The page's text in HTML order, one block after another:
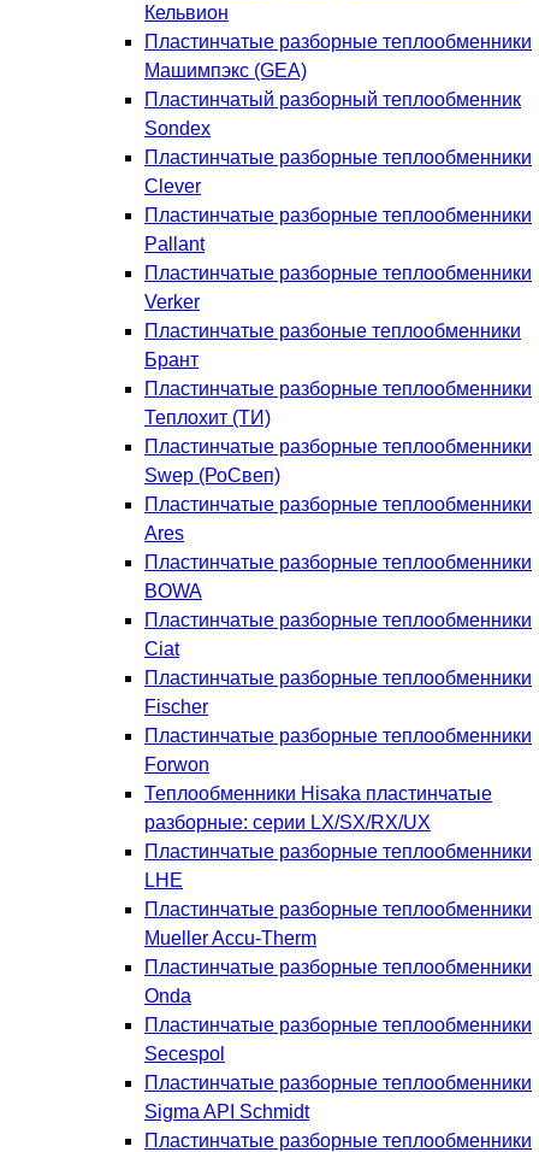
Кельвион
Пластинчатые разборные теплообменники
Машимпэкс (GEA)
Пластинчатый разборный теплообменник
Sondex
Пластинчатые разборные теплообменники
Clever
Пластинчатые разборные теплообменники
Pallant
Пластинчатые разборные теплообменники
Verker
Пластинчатые разбоные теплообменники
Брант
Пластинчатые разборные теплообменники
Теплохит (ТИ)
Пластинчатые разборные теплообменники
Swep (РоСвеп)
Пластинчатые разборные теплообменники
Ares
Пластинчатые разборные теплообменники
BOWA
Пластинчатые разборные теплообменники
Ciat
Пластинчатые разборные теплообменники
Fischer
Пластинчатые разборные теплообменники
Forwon
Теплообменники Hisaka пластинчатые
разборные: серии LX/SX/RX/UX
Пластинчатые разборные теплообменники
LHE
Пластинчатые разборные теплообменники
Mueller Accu-Therm
Пластинчатые разборные теплообменники
Onda
Пластинчатые разборные теплообменники
Secespol
Пластинчатые разборные теплообменники
Sigma API Schmidt
Пластинчатые разборные теплообменники